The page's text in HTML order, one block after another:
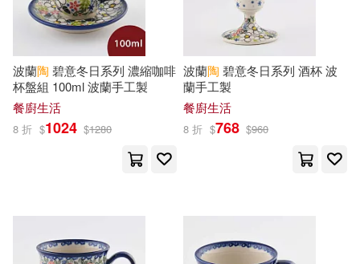
NEXT(12)
アテナ映像 E-BOOK SERIES(12)
アリスJAPAN(12)
東南大學出版社(40)
重慶大學出版社(40)
廣東新世紀出版社(38)
波蘭陶 碧意冬日系列 濃縮咖啡
杯盤組 100ml 波蘭手工製
餐廚生活
8 折 $1024 $1280
波蘭陶 碧意冬日系列 酒杯 波
蘭手工製
餐廚生活
8 折 $768 $960